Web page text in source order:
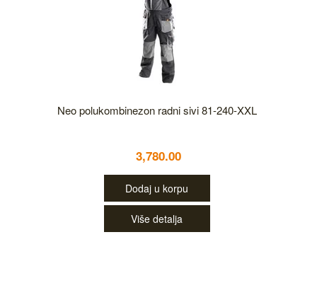
Neo polukombinezon radni sivi 81-240-XXL
3,780.00
Dodaj u korpu
Više detalja